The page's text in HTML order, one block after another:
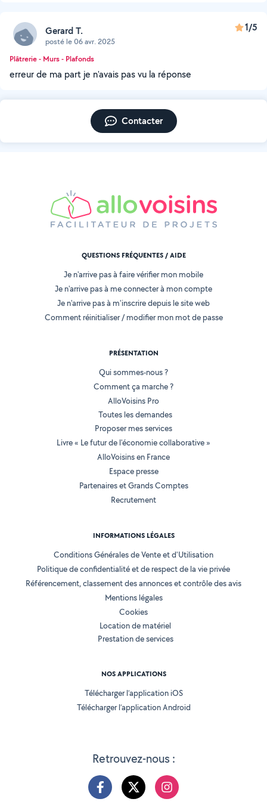
Gerard T.
posté le 06 avr. 2025
1/5
Plâtrerie - Murs - Plafonds
erreur de ma part je n'avais pas vu la réponse
Contacter
Retrouvez-nous :
QUESTIONS FRÉQUENTES / AIDE
Je n'arrive pas à faire vérifier mon mobile
Je n'arrive pas à me connecter à mon compte
Je n'arrive pas à m'inscrire depuis le site web
Comment réinitialiser / modifier mon mot de passe
PRÉSENTATION
Qui sommes-nous ?
Comment ça marche ?
AlloVoisins Pro
Toutes les demandes
Proposer mes services
Livre « Le futur de l'économie collaborative »
AlloVoisins en France
Espace presse
Partenaires et Grands Comptes
Recrutement
INFORMATIONS LÉGALES
Conditions Générales de Vente et d'Utilisation
Politique de confidentialité et de respect de la vie privée
Référencement, classement des annonces et contrôle des avis
Mentions légales
Cookies
Location de matériel
Prestation de services
NOS APPLICATIONS
Télécharger l’application iOS
Télécharger l’application Android